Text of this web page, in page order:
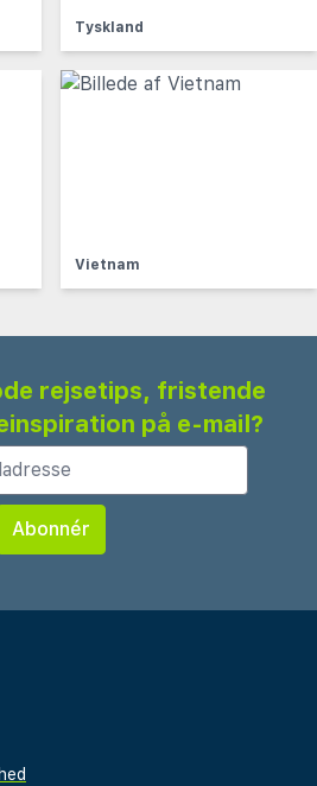
Tyskland
Vietnam
rejsetips, fristende
på e-mail?